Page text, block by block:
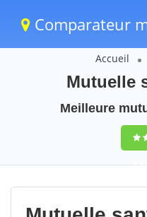
Comparateur
Accueil
Mutuelle
Meilleure
9,5